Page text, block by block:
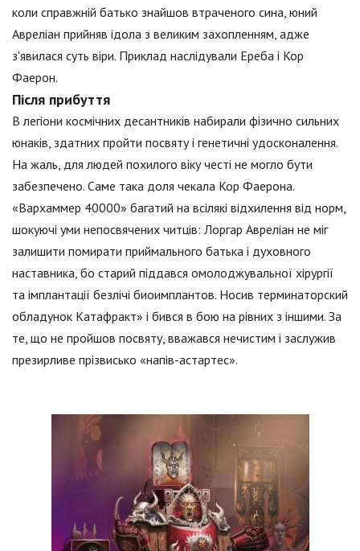
коли справжній батько знайшов втраченого сина, юний
Авреліан прийняв ідола з великим захопленням, адже
з'явилася суть віри. Приклад наслідували Ереба і Кор
Фаерон.
Після прибуття
В легіони космічних десантників набирали фізично сильних
юнаків, здатних пройти посвяту і генетичні удосконалення.
На жаль, для людей похилого віку честі не могло бути
забезпечено. Саме така доля чекала Кор Фаерона.
«Вархаммер 40000» багатий на всілякі відхилення від норм,
шокуючі уми непосвячених читців: Лоргар Авреліан не міг
залишити помирати приймального батька і духовного
наставника, бо старий піддався омолоджувальної хірургії
та імплантації безлічі биоимплантов. Носив терминаторский
обладунок Катафракт» і бився в бою на рівних з іншими. За
те, що не пройшов посвяту, вважався нечистим і заслужив
презирливе прізвисько «напів-астартес».